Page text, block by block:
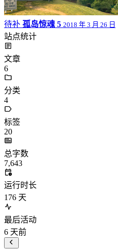
待补 孤岛惊魂 5 2018 年 3 月 26 日
站点统计
文章
6
分类
4
标签
20
总字数
7,643
运行时长
176 天
最后活动
6 天前